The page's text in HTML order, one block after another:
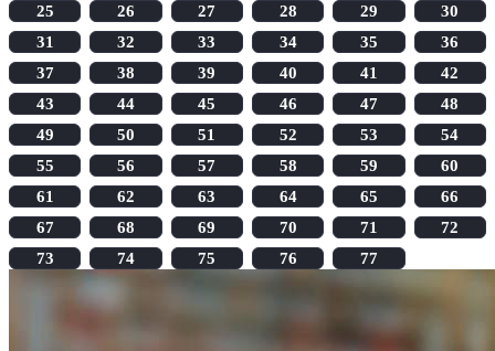
25
26 27 28 29
30
31
32 33 34 35
36
37
38 39 40 41
42
43
44 45 46 47
48
49
50 51 52 53
54
55
56 57 58 59
60
61
62 63 64 65
66
67
68 69 70 71
72
73
74 75 76 77